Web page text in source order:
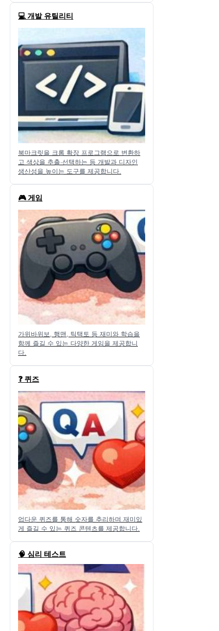
💻 개발 유틸리티
북마크릿을 크롬 확장 프로그램으로 변환하
고 색상을 추출·선택하는 등 개발과 디자인
생산성을 높이는 도구를 제공합니다.
🎮 게임
가위바위보, 행맨, 틱택토 등 재미와 학습을
함께 즐길 수 있는 다양한 게임을 제공합니
다.
❓ 퀴즈
업다운 퀴즈를 통해 숫자를 추리하며 재미있
게 즐길 수 있는 퀴즈 콘텐츠를 제공합니다.
🧠 심리 테스트